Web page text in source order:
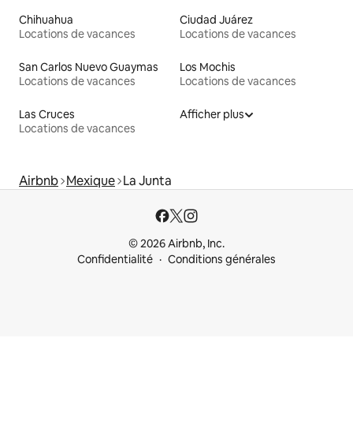
Chihuahua
Locations de vacances
Ciudad Juárez
Locations de vacances
San Carlos Nuevo Guaymas
Locations de vacances
Los Mochis
Locations de vacances
Las Cruces
Locations de vacances
Afficher plus
Airbnb Mexique La Junta
© 2026 Airbnb, Inc.
Confidentialité
Conditions générales